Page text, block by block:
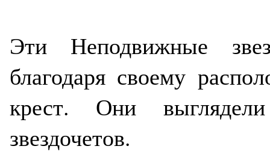
Эти Неподвижные
благодаря своему
крест. Они
звездочетов.